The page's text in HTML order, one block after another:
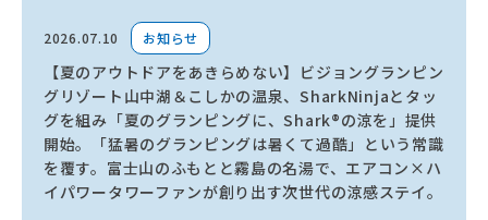
2026.07.10 お知らせ
【夏のアウトドアをあきらめない】ビジョングランピン
グリゾート山中湖＆こしかの温泉、SharkNinjaとタッ
グを組み「夏のグランピングに、Shark®の涼を」提供
開始。「猛暑のグランピングは暑くて過酷」という常識
を覆す。富士山のふもとと霧島の名湯で、エアコン×ハ
イパワータワーファンが創り出す次世代の涼感ステイ。